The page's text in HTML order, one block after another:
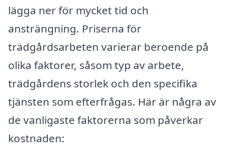
lägga ner för mycket tid och
ansträngning. Priserna för
trädgårdsarbeten varierar beroende på
olika faktorer, såsom typ av arbete,
trädgårdens storlek och den specifika
tjänsten som efterfrågas. Här är några av
de vanligaste faktorerna som påverkar
kostnaden: